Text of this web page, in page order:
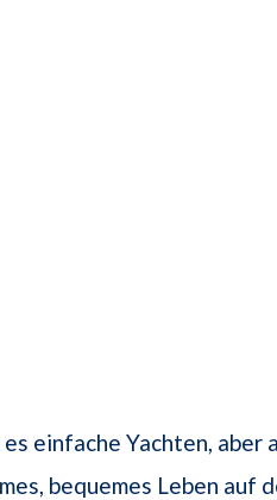
einfache Yachten, aber
bequemes Leben auf